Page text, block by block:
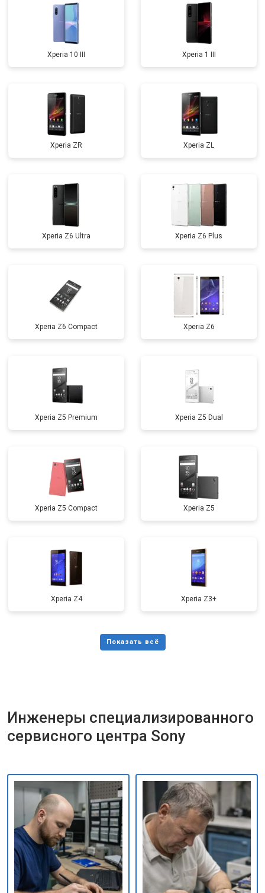
Xperia 10 III Xperia 1 III
Xperia ZR Xperia ZL
Xperia Z6 Ultra Xperia Z6 Plus
Xperia Z6 Compact Xperia Z6
Xperia Z5 Premium Xperia Z5 Dual
Xperia Z5 Compact Xperia Z5
Xperia Z4 Xperia Z3+
Инженеры специализированного
сервисного центра Sony